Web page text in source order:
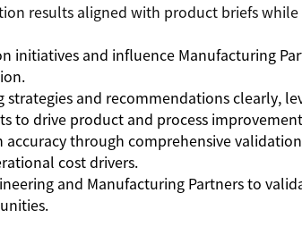
results aligned with product briefs
initiatives and influence Manufacturing
strategies and recommendations clearly,
to drive product and process
accuracy through comprehensive
cost drivers.
and Manufacturing Partners to